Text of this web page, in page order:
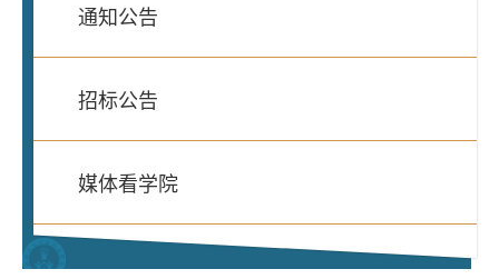
通知公告
招标公告
媒体看学院